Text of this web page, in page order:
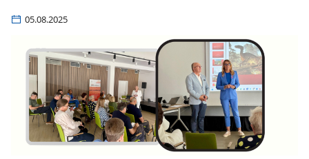
05.08.2025